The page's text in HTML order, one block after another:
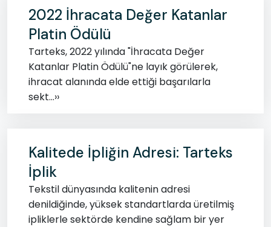
2022 İhracata Değer Katanlar
Platin Ödülü
Tarteks, 2022 yılında "İhracata Değer
Katanlar Platin Ödülü"ne layık görülerek,
ihracat alanında elde ettiği başarılarla
sekt...››
Kalitede İpliğin Adresi: Tarteks
İplik
Tekstil dünyasında kalitenin adresi
denildiğinde, yüksek standartlarda üretilmiş
ipliklerle sektörde kendine sağlam bir yer